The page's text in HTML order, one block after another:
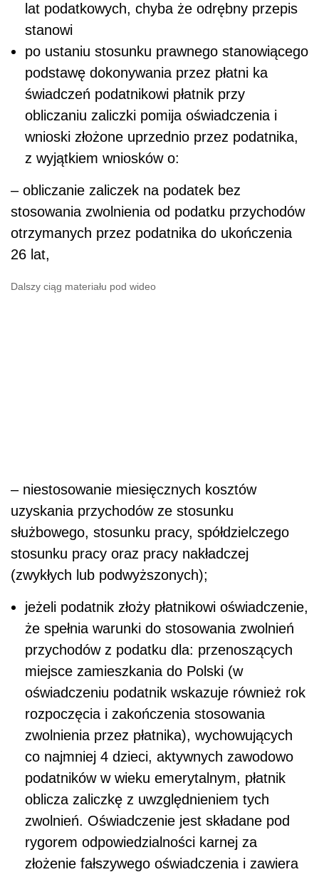
lat podatkowych, chyba że odrębny przepis
stanowi
po ustaniu stosunku prawnego stanowiącego
podstawę dokonywania przez płatni ka
świadczeń podatnikowi płatnik przy
obliczaniu zaliczki pomija oświadczenia i
wnioski złożone uprzednio przez podatnika,
z wyjątkiem wniosków o:
– obliczanie zaliczek na podatek bez
stosowania zwolnienia od podatku przychodów
otrzymanych przez podatnika do ukończenia
26 lat,
Dalszy ciąg materiału pod wideo
– niestosowanie miesięcznych kosztów
uzyskania przychodów ze stosunku
służbowego, stosunku pracy, spółdzielczego
stosunku pracy oraz pracy nakładczej
(zwykłych lub podwyższonych);
jeżeli podatnik złoży płatnikowi oświadczenie,
że spełnia warunki do stosowania zwolnień
przychodów z podatku dla: przenoszących
miejsce zamieszkania do Polski (w
oświadczeniu podatnik wskazuje również rok
rozpoczęcia i zakończenia stosowania
zwolnienia przez płatnika), wychowujących
co najmniej 4 dzieci, aktywnych zawodowo
podatników w wieku emerytalnym, płatnik
oblicza zaliczkę z uwzględnieniem tych
zwolnień. Oświadczenie jest składane pod
rygorem odpowiedzialności karnej za
złożenie fałszywego oświadczenia i zawiera